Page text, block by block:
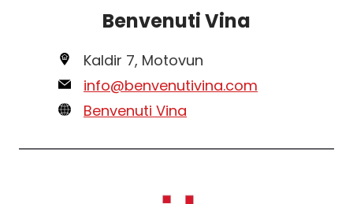
Benvenuti Vina
Kaldir 7, Motovun
info@benvenutivina.com
Benvenuti Vina